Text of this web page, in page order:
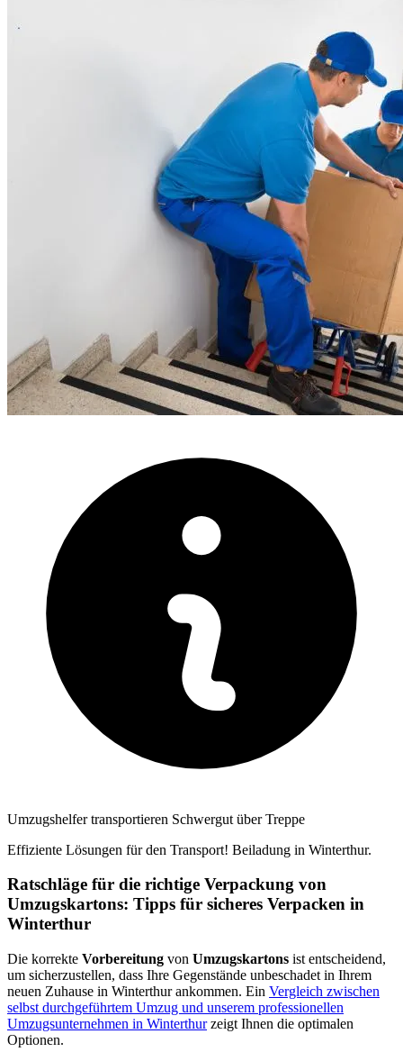
Umzugshelfer transportieren Schwergut über Treppe
Effiziente Lösungen für den Transport! Beiladung in Winterthur⁠.
Ratschläge für die richtige Verpackung von
Umzugskartons: Tipps für sicheres Verpacken in
Winterthur⁠
Die korrekte Vorbereitung von Umzugskartons ist entscheidend,
um sicherzustellen, dass Ihre Gegenstände unbeschadet in Ihrem
neuen Zuhause in Winterthur⁠ ankommen. Ein Vergleich zwischen
selbst durchgeführtem Umzug und unserem professionellen
Umzugsunternehmen in Winterthur⁠zeigt Ihnen die optimalen
Optionen.